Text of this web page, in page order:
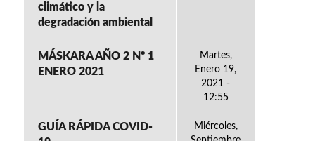
climático y la
degradación ambiental
MÁSKARA AÑO 2 Nº 1
ENERO 2021
Martes,
Enero 19,
2021 -
12:55
GUÍA RÁPIDA COVID-
Miércoles,